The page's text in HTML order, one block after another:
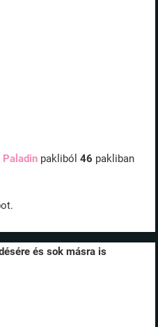
Paladin pakliból 46 pakliban
és sok másra is